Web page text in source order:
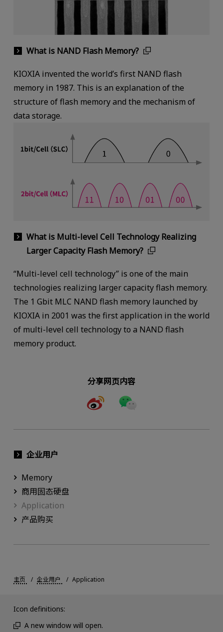
What is NAND Flash Memory?
KIOXIA invented the world’s first NAND flash
memory in 1987. This is an explanation of the
structure of flash memory and the mechanism of
data storage.
What is Multi-level Cell Technology Realizing
Larger Capacity Flash Memory?
“Multi-level cell technology” is one of the main
technologies realizing larger capacity flash memory.
The 1 Gbit MLC NAND flash memory launched by
KIOXIA in 2001 was the first application in the world
of multi-level cell technology to a NAND flash
memory product.
分享网页内容
企业用户
Memory
商用固态硬盘
Application
产品购买
主页 企业用户 Application
Icon definitions:
A new window will open.